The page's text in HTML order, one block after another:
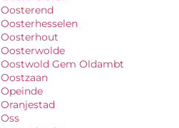
Oosterend
Oosterhesselen
Oosterhout
Oosterwolde
Oostwold Gem Oldambt
Oostzaan
Opeinde
Oranjestad
Oss